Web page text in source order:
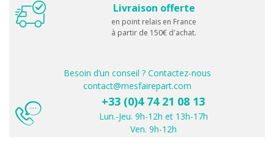
Livraison offerte
en point relais en France
à partir de 150€ d'achat.
Besoin d’un conseil ? Contactez-nous
contact@mesfairepart.com
+33 (0)4 74 21 08 13
Lun.-Jeu. 9h-12h et 13h-17h
Ven. 9h-12h